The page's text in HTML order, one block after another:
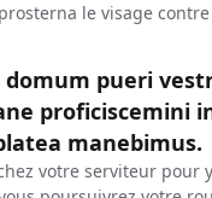
le visage
domum pueri
proficiscemini
manebimus.
votre serviteur pour